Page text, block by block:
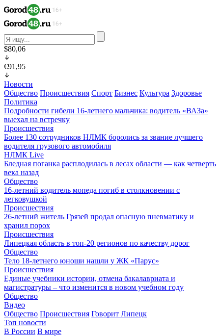
$80,06
€91,95
Новости
Общество Происшествия Спорт Бизнес Культура Здоровье
Политика
Подробности гибели 16-летнего мальчика: водитель «ВАЗа»
выехал на встречку
Происшествия
Более 130 сотрудников НЛМК боролись за звание лучшего
водителя грузового автомобиля
НЛМК Live
Бледная поганка расплодилась в лесах области — как четверть
века назад
Общество
16-летний водитель мопеда погиб в столкновении с
легковушкой
Происшествия
26-летний житель Грязей продал опасную пневматику и
хранил порох
Происшествия
Липецкая область в топ-20 регионов по качеству дорог
Общество
Тело 18-летнего юноши нашли у ЖК «Парус»
Происшествия
Единые учебники истории, отмена бакалавриата и
магистратуры – что изменится в новом учебном году
Общество
Видео
Общество Происшествия Говорит Липецк
Топ новости
В России В мире